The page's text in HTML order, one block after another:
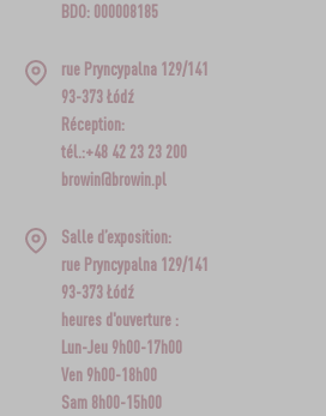
BDO: 000008185
rue Pryncypalna 129/141
93-373 Łódź
Réception:
tél.:+48 42 23 23 200
browin@browin.pl
Salle d’exposition:
rue Pryncypalna 129/141
93-373 Łódź
heures d'ouverture :
Lun-Jeu 9h00-17h00
Ven 9h00-18h00
Sam 8h00-15h00